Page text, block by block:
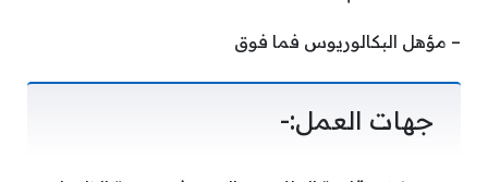
– مؤهل البكالوريوس فما فوق
جهات العمل:-